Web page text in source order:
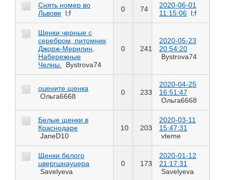
Снять номер во
Львове l;f 0 74
2020-06-01
11:15:06 l;f
Щенки черные с
серебром, питомник
Джорж-Мерилин,
Набережные
Челны.
Bystrova74
0 241
2020-05-23
20:54:20
Bystrova74
оцените щенка
Ольга6668
0 233
2020-04-25
16:51:47
Ольга6668
Белые щенки в
Краснодаре
JaneD10
10 203
2020-03-11
15:47:31
vteme
Щенки белого
цвергшнауцера
Savelyeva
0 173
2020-01-12
21:17:31
Savelyeva